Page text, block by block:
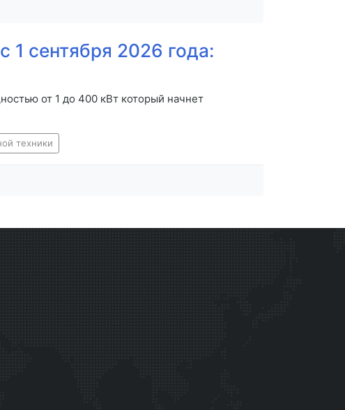
1 сентября 2026 года:
от 1 до 400 кВт который начнет
техники